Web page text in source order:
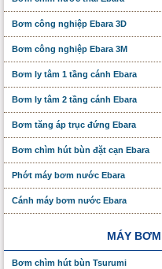
Bơm công nghiệp Ebara 3D
Bơm công nghiệp Ebara 3M
Bơm ly tâm 1 tầng cánh Ebara
Bơm ly tâm 2 tầng cánh Ebara
Bơm tăng áp trục đứng Ebara
Bơm chìm hút bùn đặt cạn Ebara
Phớt máy bơm nước Ebara
Cánh máy bơm nước Ebara
MÁY
Bơm chìm hút bùn Tsurumi